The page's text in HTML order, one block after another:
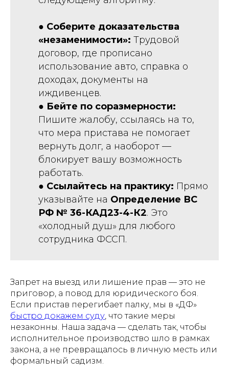
● Соберите доказательства
«незаменимости»: Трудовой
договор, где прописано
использование авто, справка о
доходах, документы на
иждивенцев.
● Бейте по соразмерности:
Пишите жалобу, ссылаясь на то,
что мера пристава не помогает
вернуть долг, а наоборот —
блокирует вашу возможность
работать.
● Ссылайтесь на практику: Прямо
указывайте на Определение ВС
РФ № 36-КАД23-4-К2. Это
«холодный душ» для любого
сотрудника ФССП.
Запрет на выезд или лишение прав — это не
приговор, а повод для юридического боя.
Если пристав перегибает палку, мы в «ДФ»
быстро докажем суду, что такие меры
незаконны. Наша задача — сделать так, чтобы
исполнительное производство шло в рамках
закона, а не превращалось в личную месть или
формальный садизм.